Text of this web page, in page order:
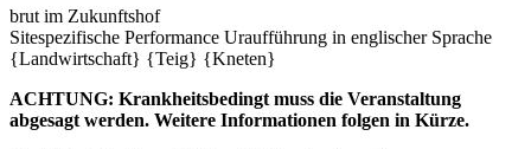
brut im Zukunftshof
Sitespezifische Performance Uraufführung in englischer Sprache
{Landwirtschaft} {Teig} {Kneten}
ACHTUNG: Krankheitsbedingt muss die Veranstaltung
abgesagt werden. Weitere Informationen folgen in Kürze.